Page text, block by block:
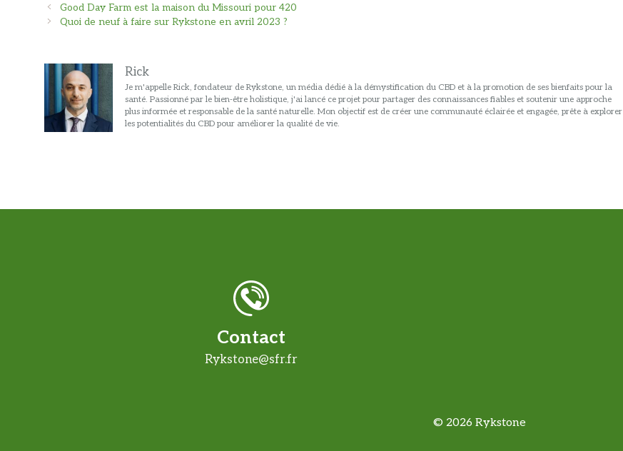
Navigation
des
Good Day Farm est la maison du Missouri pour 420
Quoi de neuf à faire sur Rykstone en avril 2023 ?
Rick
Je m'appelle Rick, fondateur de Rykstone, un média dédié à la démystification du CBD et à la promotion de ses bienfaits pour la
santé. Passionné par le bien-être holistique, j'ai lancé ce projet pour partager des connaissances fiables et soutenir une approche
plus informée et responsable de la santé naturelle. Mon objectif est de créer une communauté éclairée et engagée, prête à explorer
les potentialités du CBD pour améliorer la qualité de vie.
Contact
Rykstone@sfr.fr
© 2026 Rykstone